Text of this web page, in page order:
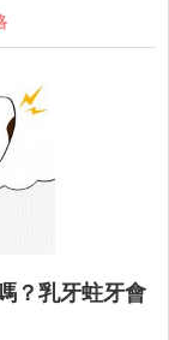
？乳牙蛀牙會